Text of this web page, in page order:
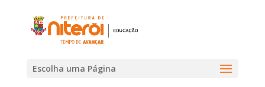
Escolha uma Página